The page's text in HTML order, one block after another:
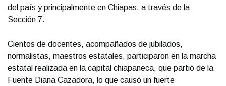
del país y principalmente en Chiapas, a través de la
Sección 7.
Cientos de docentes, acompañados de jubilados,
normalistas, maestros estatales, participaron en la marcha
estatal realizada en la capital chiapaneca, que partió de la
Fuente Diana Cazadora, lo que causó un fuerte